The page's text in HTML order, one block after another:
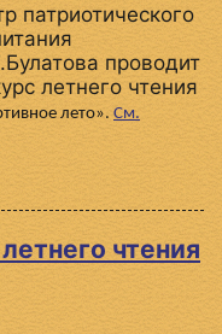
патриотического
проводит
летнего чтения
лето». См.
чтения